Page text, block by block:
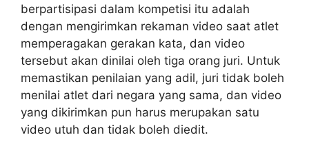
berpartisipasi dalam kompetisi itu adalah
dengan mengirimkan rekaman video saat atlet
memperagakan gerakan kata, dan video
tersebut akan dinilai oleh tiga orang juri. Untuk
memastikan penilaian yang adil, juri tidak boleh
menilai atlet dari negara yang sama, dan video
yang dikirimkan pun harus merupakan satu
video utuh dan tidak boleh diedit.